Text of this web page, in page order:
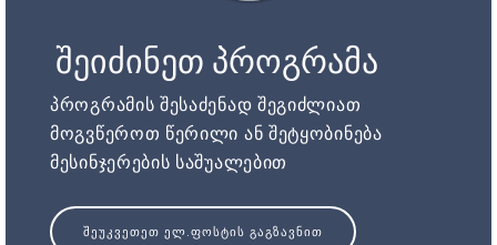
შეიძინეთ პროგრამა
პროგრამის შესაძენად შეგიძლიათ
მოგვწეროთ წერილი ან შეტყობინება
მესინჯერების საშუალებით
ᲨᲔᲣᲙᲕᲔᲗᲔᲗ ᲔᲚ.ᲤᲝᲡᲢᲘᲡ ᲒᲐᲒᲖᲐᲕᲜᲘᲗ